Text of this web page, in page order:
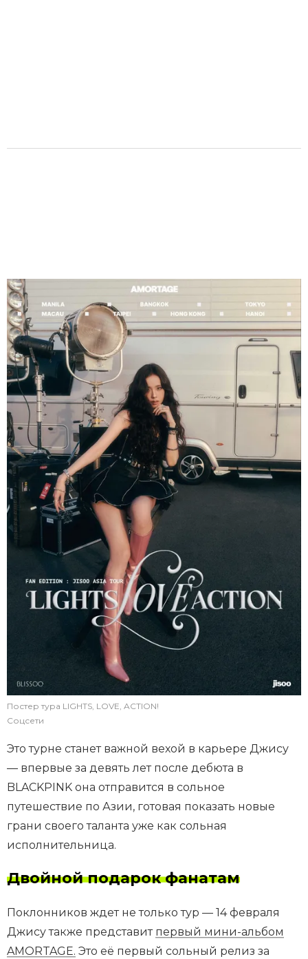
Постер тура LIGHTS, LOVE, ACTION!
Соцсети
Это турне станет важной вехой в карьере Джису
— впервые за девять лет после дебюта в
BLACKPINK она отправится в сольное
путешествие по Азии, готовая показать новые
грани своего таланта уже как сольная
исполнительница.
Двойной подарок фанатам
Поклонников ждет не только тур — 14 февраля
Джису также представит первый мини-альбом
AMORTAGE. Это её первый сольный релиз за